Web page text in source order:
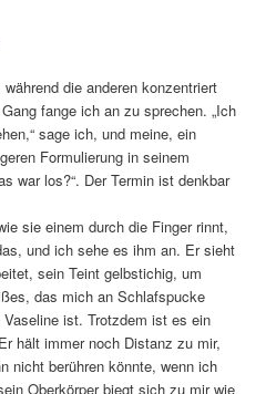
die anderen konzentriert
fange ich an zu sprechen. „Ich
sage ich, und meine, ein
Formulierung in seinem
war los?“. Der Termin ist denkbar
sie einem durch die Finger rinnt,
und ich sehe es ihm an. Er sieht
sein Teint gelbstichig, um
das mich an Schlafspucke
ist. Trotzdem ist es ein
hält immer noch Distanz zu mir,
nicht berühren könnte, wenn ich
Oberkörper biegt sich zu mir wie